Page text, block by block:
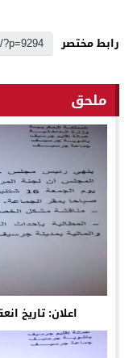
رابط مختصر
ملحق
اعلان: تاريخ